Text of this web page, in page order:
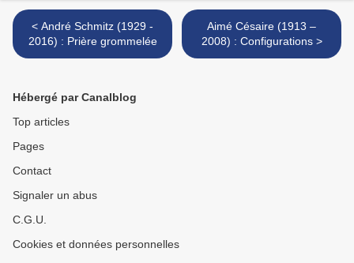
< André Schmitz (1929 -
2016) : Prière grommelée
Aimé Césaire (1913 –
2008) : Configurations >
Hébergé par Canalblog
Top articles
Pages
Contact
Signaler un abus
C.G.U.
Cookies et données personnelles